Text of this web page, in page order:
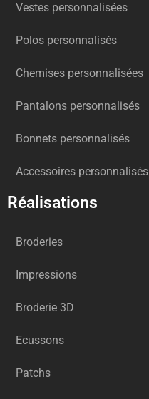
Vestes personnalisées
Polos personnalisés
Chemises personnalisées
Pantalons personnalisés
Bonnets personnalisés
Accessoires personnalisés
Réalisations
Broderies
Impressions
Broderie 3D
Ecussons
Patchs